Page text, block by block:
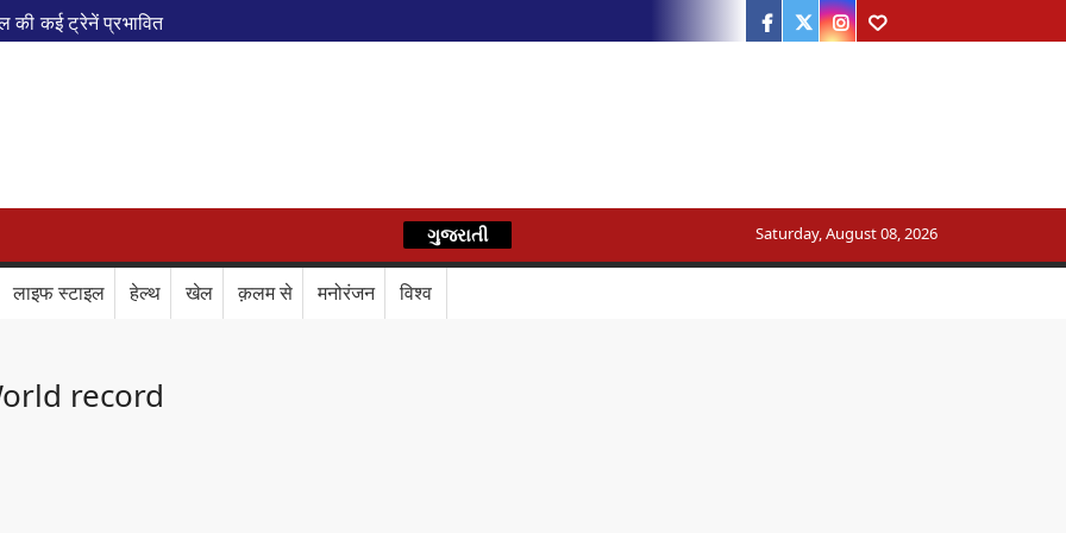
की कई ट्रेनें प्रभावित
ट्रेन
विस्तारित
में बड़ा बदलाव
ऑफ इंडिया’ सम्मान
दिया बड़ा संदेश
Train Route Diversion: अहमदाबाद–दरभंगा स्पेशल ट्रेन का मार्ग बदला
डिजिटल कवच
BPCL Ethanol Case: इथेनॉल आवंटन विवाद पर सरकार का जवाब
Facebook
Twitter
Instagram
Youtube
हिन्दी
ગુજરાતી Saturday, August 08, 2026
लाइफ स्टाइल हेल्थ खेल क़लम से मनोरंजन विश्व
record